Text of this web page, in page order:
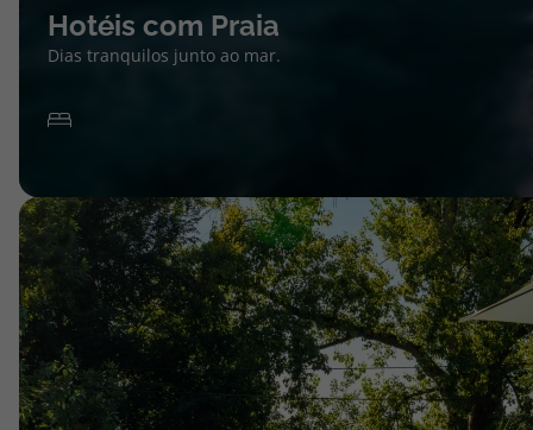
Hotéis com Praia
Dias tranquilos junto ao mar.